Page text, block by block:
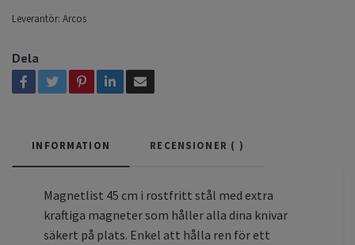
Leverantör: Arcos
Dela
INFORMATION RECENSIONER ( )
Magnetlist 45 cm i rostfritt stål med extra
kraftiga magneter som håller alla dina knivar
säkert på plats. Enkel att hålla ren för ett